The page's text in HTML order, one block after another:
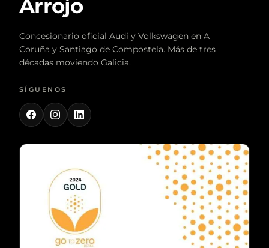
Arrojo
Concesionario oficial Audi y Volkswagen en A
Coruña y Santiago de Compostela. Más de tres
décadas moviendo Galicia.
SÍGUENOS